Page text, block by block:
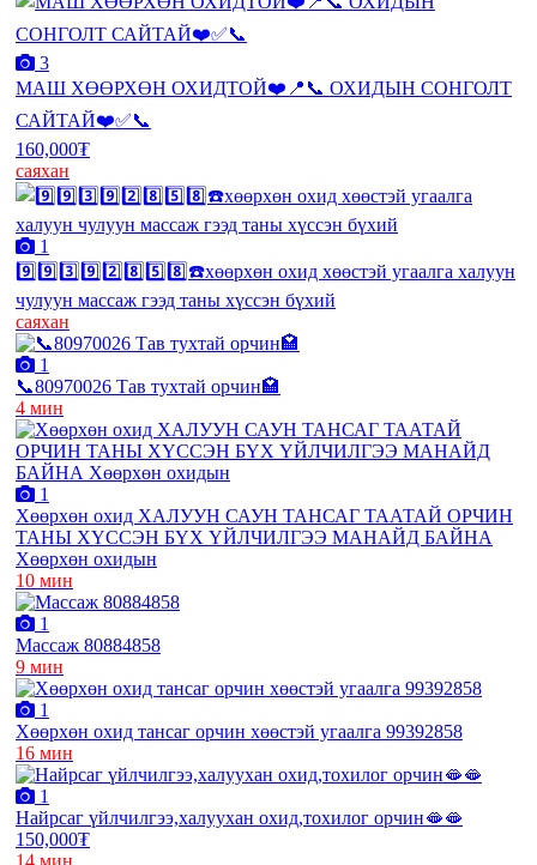
3
МАШ ХӨӨРХӨН ОХИДТОЙ❤️📍📞 ОХИДЫН СОНГОЛТ
САЙТАЙ❤️✅📞
160,000₮
саяхан
1
9️⃣9️⃣3️⃣9️⃣2️⃣8️⃣5️⃣8️⃣☎️хөөрхөн охид хөөстэй угаалга халуун
чулуун массаж гээд таны хүссэн бүхий
саяхан
1
📞80970026 Тав тухтай орчин🏩
4 мин
1
Хөөрхөн охид ХАЛУУН САУН ТАНСАГ ТААТАЙ ОРЧИН
ТАНЫ ХҮССЭН БҮХ ҮЙЛЧИЛГЭЭ МАНАЙД БАЙНА
Хөөрхөн охидын
10 мин
1
Массаж 80884858
9 мин
1
Хөөрхөн охид тансаг орчин хөөстэй угаалга 99392858
16 мин
1
Найрсаг үйлчилгээ,халуухан охид,тохилог орчин🫦🫦
150,000₮
14 мин